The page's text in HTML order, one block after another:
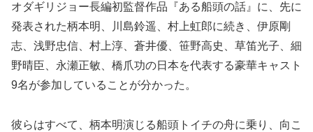
オダギリジョー長編初監督作品『ある船頭の話』に、先に
発表された柄本明、川島鈴遥、村上虹郎に続き、伊原剛
志、浅野忠信、村上淳、蒼井優、笹野高史、草笛光子、細
野晴臣、永瀬正敏、橋爪功の日本を代表する豪華キャスト
9名が参加していることが分かった。
彼らはすべて、柄本明演じる船頭トイチの舟に乗り、向こ